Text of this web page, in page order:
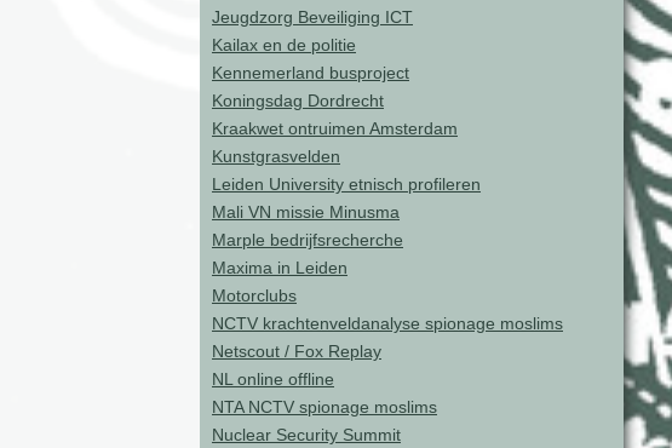
Jeugdzorg Beveiliging ICT
Kailax en de politie
Kennemerland busproject
Koningsdag Dordrecht
Kraakwet ontruimen Amsterdam
Kunstgrasvelden
Leiden University etnisch profileren
Mali VN missie Minusma
Marple bedrijfsrecherche
Maxima in Leiden
Motorclubs
NCTV krachtenveldanalyse spionage moslims
Netscout / Fox Replay
NL online offline
NTA NCTV spionage moslims
Nuclear Security Summit